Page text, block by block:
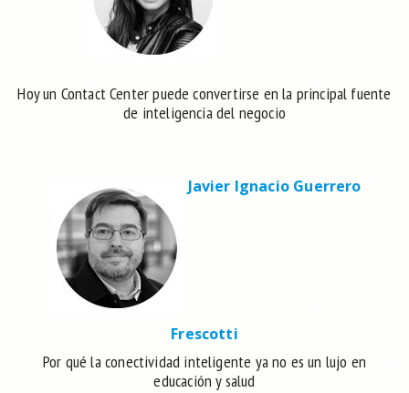
Hoy un Contact Center puede convertirse en la principal fuente
de inteligencia del negocio
Javier Ignacio Guerrero
Frescotti
Por qué la conectividad inteligente ya no es un lujo en
educación y salud